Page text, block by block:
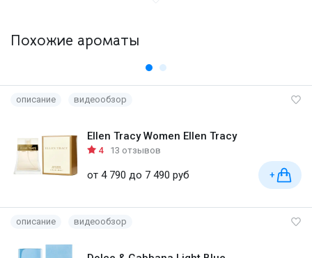
Похожие ароматы
описание видеообзор
Ellen Tracy Women Ellen Tracy
4 13 отзывов
от 4 790 до 7 490 руб +
описание видеообзор